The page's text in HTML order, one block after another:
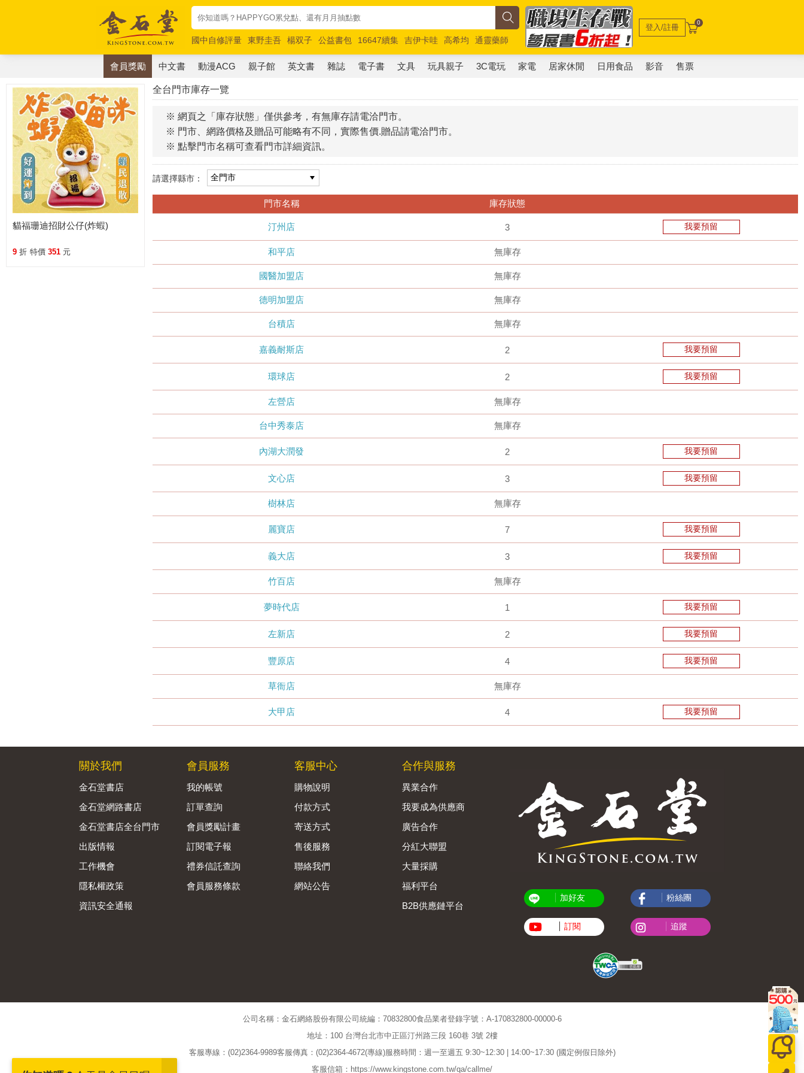
國中自修評量 東野圭吾 楊双子 公益書包 16647續集 吉伊卡哇 高希均
通靈藥師
唯紅花綻放
奧德賽 路邊攤新作 馬斯克 玩具總動員5 超慢跑
登入/註冊 0
會員獎勵 中文書 動漫ACG 親子館 英文書 雜誌 電子書 文具 玩具親子 3C電玩 家電 居家休閒 日用食品 影音 售票
全台門市庫存一覽
※ 網頁之「庫存狀態」僅供參考，有無庫存請電洽門市。
※ 門市、網路價格及贈品可能略有不同，實際售價.贈品請電洽門市。
※ 點擊門市名稱可查看門市詳細資訊。
請選擇縣市：
門市名稱 庫存狀態
汀州店 3 我要預留
和平店 無庫存
國醫加盟店 無庫存
德明加盟店 無庫存
台積店 無庫存
嘉義耐斯店 2 我要預留
環球店 2 我要預留
左營店 無庫存
台中秀泰店 無庫存
內湖大潤發 2 我要預留
文心店 3 我要預留
樹林店 無庫存
麗寶店 7 我要預留
義大店 3 我要預留
竹百店 無庫存
夢時代店 1 我要預留
左新店 2 我要預留
豐原店 4 我要預留
草衙店 無庫存
大甲店 4 我要預留
貓福珊迪招財公仔(炸蝦)
9 折 特價 351 元
關於我們
金石堂書店
金石堂網路書店
金石堂書店全台門市
出版情報
工作機會
隱私權政策
資訊安全通報
會員服務
我的帳號
訂單查詢
會員獎勵計畫
訂閱電子報
禮券信託查詢
會員服務條款
客服中心
購物說明
付款方式
寄送方式
售後服務
聯絡我們
網站公告
合作與服務
異業合作
我要成為供應商
廣告合作
分紅大聯盟
大量採購
福利平台
B2B供應鏈平台
加好友
訂閱
粉絲團
追蹤
公司名稱：金石網絡股份有限公司 統編：70832800食品業者登錄字號：A-170832800-00000-6
地址：100 台灣台北市中正區汀州路三段 160巷 3號 2樓
客服專線：(02)2364-9989客服傳真：(02)2364-4672(專線)服務時間：週一至週五 9:30~12:30 | 14:00~17:30 (國定例假日除外)
客服信箱：https://www.kingstone.com.tw/qa/callme/